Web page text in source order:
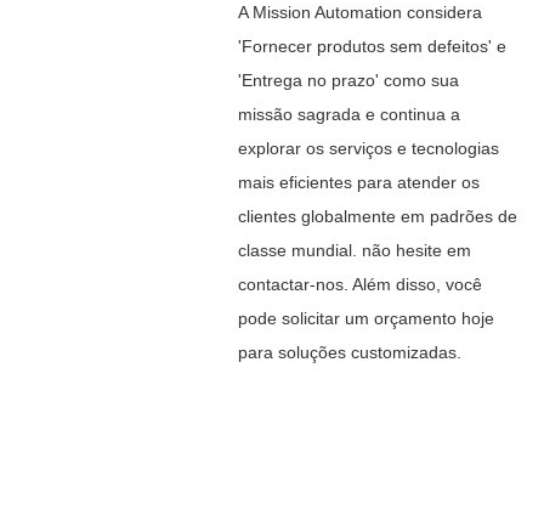
A Mission Automation considera
'Fornecer produtos sem defeitos' e
'Entrega no prazo' como sua
missão sagrada e continua a
explorar os serviços e tecnologias
mais eficientes para atender os
clientes globalmente em padrões de
classe mundial. não hesite em
contactar-nos. Além disso, você
pode solicitar um orçamento hoje
para soluções customizadas.